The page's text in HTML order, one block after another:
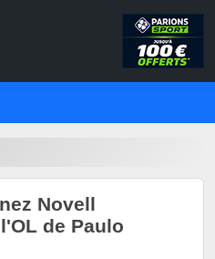
Novell
de Paulo